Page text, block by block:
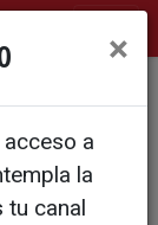
2
×
a
la
tu canal